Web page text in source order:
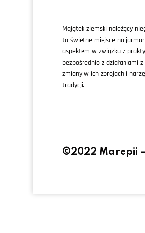
Majątek ziemski należący
to świetne miejsce na
aspektem w związku z
bezpośrednio z działaniami
zmiany w ich zbrojach i
tradycji.
©2022 Marepii